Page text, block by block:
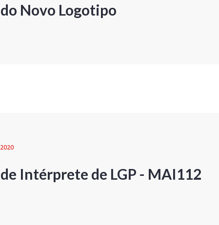
Novo Logotipo
Intérprete de LGP - MAI112